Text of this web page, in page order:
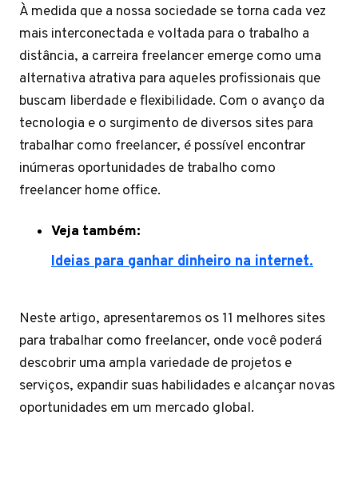
À medida que a nossa sociedade se torna cada vez
mais interconectada e voltada para o trabalho a
distância, a carreira freelancer emerge como uma
alternativa atrativa para aqueles profissionais que
buscam liberdade e flexibilidade. Com o avanço da
tecnologia e o surgimento de diversos sites para
trabalhar como freelancer, é possível encontrar
inúmeras oportunidades de trabalho como
freelancer home office.
Veja também:
Ideias para ganhar dinheiro na internet.
Neste artigo, apresentaremos os 11 melhores sites
para trabalhar como freelancer, onde você poderá
descobrir uma ampla variedade de projetos e
serviços, expandir suas habilidades e alcançar novas
oportunidades em um mercado global.